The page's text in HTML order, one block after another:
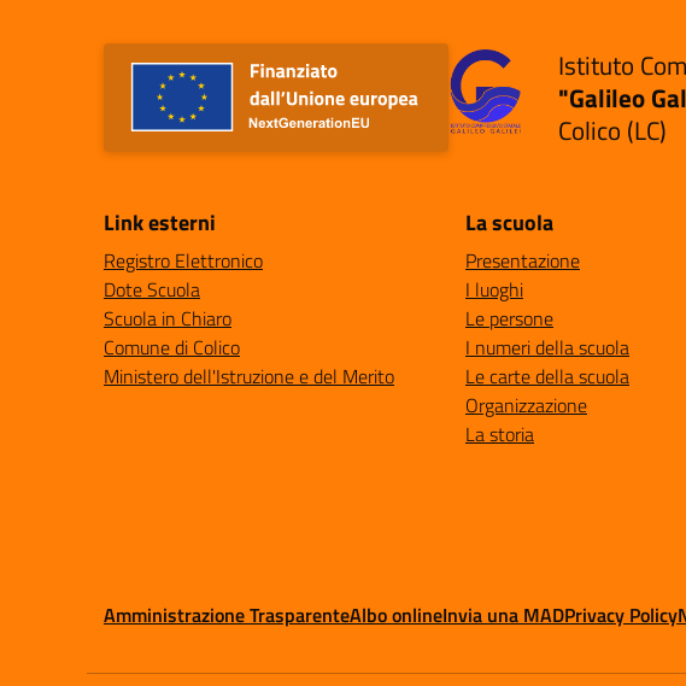
Istituto
"Galileo
Colico (LC)
Link esterni
Registro Elettronico
Dote Scuola
Scuola in Chiaro
Comune di Colico
Ministero dell'Istruzione e del Merito
La scuola
Presentazione
I luoghi
Le persone
I numeri della scuola
Le carte della scuola
Organizzazione
La storia
Amministrazione TrasparenteAlbo onlineInvia una MADPrivacy Policy